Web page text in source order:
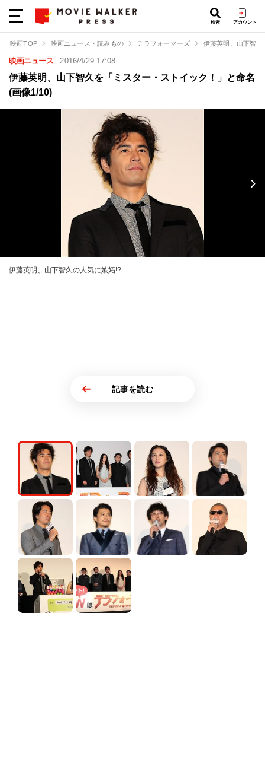
検索 アカウント
映画TOP 映画ニュース・読みもの テラフォーマーズ 伊藤英明、山下智
映画ニュース 2016/4/29 17:08
伊藤英明、山下智久を「ミスター・ストイック！」と命名
(画像1/10)
伊藤英明、山下智久の人気に嫉妬!?
記事を読む